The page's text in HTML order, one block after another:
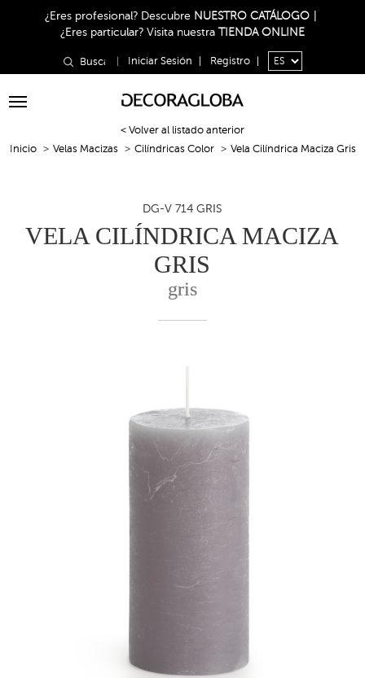
¿Eres profesional? Descubre NUESTRO CATÁLOGO
¿Eres particular? Visita nuestra TIENDA ONLINE
Iniciar Sesión Registro
Toggle
< Volver al listado anterior
Inicio
Velas Macizas Cilíndricas Color Vela Cilíndrica Maciza Gris
DG-V 714 GRIS
VELA CILÍNDRICA MACIZA
GRIS
gris